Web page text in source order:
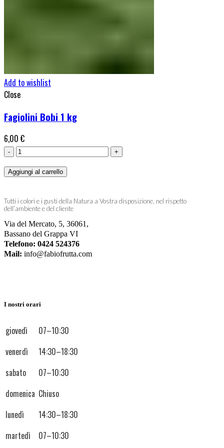
Add to wishlist
Close
Fagiolini Bobi 1 kg
6,00 €
Fagiolini
1
quantità
Aggiungi al carrello
Tutti i colori e i gusti della Natura a Vostra disposizione, nel rispetto
dell’ambiente e del cliente
Via del Mercato, 5, 36061,
Bassano del Grappa VI
Telefono: 0424 524376
Mail: info@fabiofrutta.com
I nostri orari
giovedì
07–10:30
venerdì
14:30–18:30
sabato
07–10:30
domenica Chiuso
lunedì
14:30–18:30
martedì
07–10:30